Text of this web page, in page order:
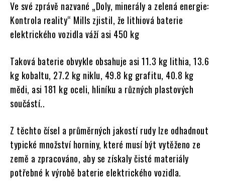
Ve své zprávě nazvané „Doly, minerály a zelená energie:
Kontrola reality“ Mills zjistil, že lithiová baterie
elektrického vozidla váží asi 450 kg
Taková baterie obvykle obsahuje asi 11.3 kg lithia, 13.6
kg kobaltu, 27.2 kg niklu, 49.8 kg grafitu, 40.8 kg
mědi, asi 181 kg oceli, hliníku a různých plastových
součástí..
Z těchto čísel a průměrných jakostí rudy lze odhadnout
typické množství horniny, které musí být vytěženo ze
země a zpracováno, aby se získaly čisté materiály
potřebné k výrobě baterie elektrického vozidla.